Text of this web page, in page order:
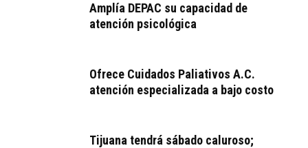
Amplía DEPAC su capacidad de
atención psicológica
Ofrece Cuidados Paliativos A.C.
atención especializada a bajo costo
Tijuana tendrá sábado caluroso;